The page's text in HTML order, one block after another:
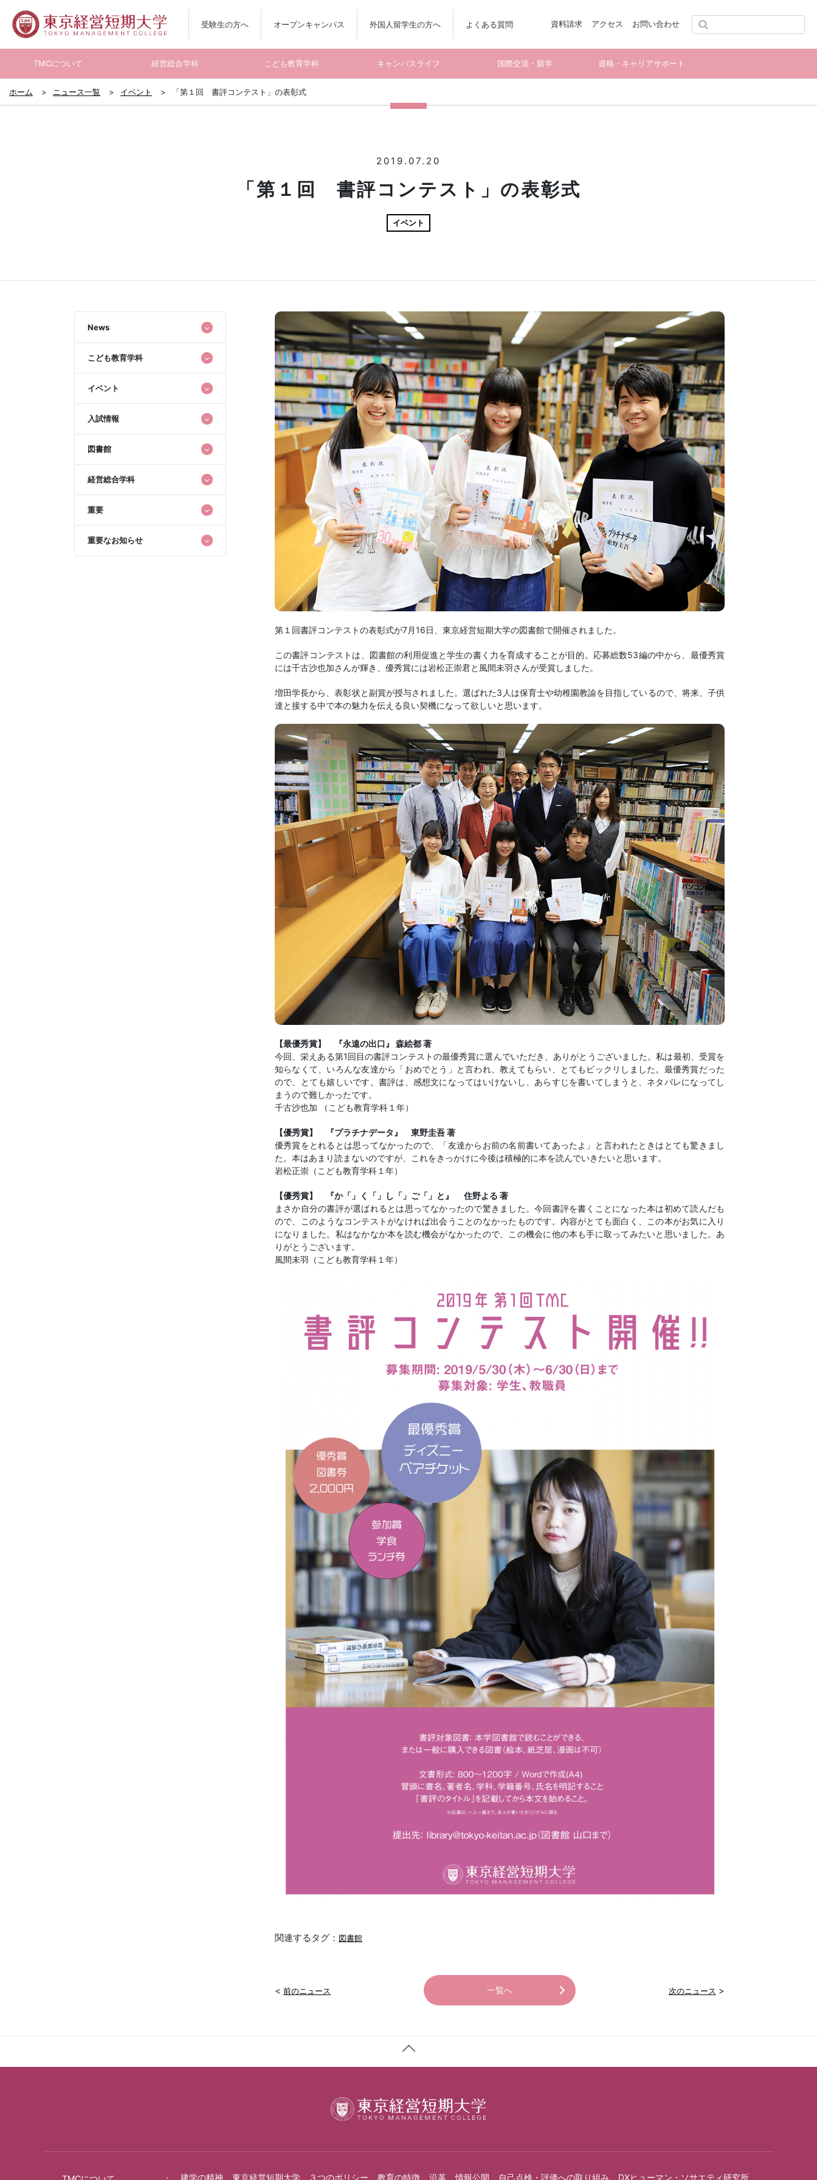
受験生の方へ オープンキャンパス 外国人留学生の方へ よくある質問 資料請求 アクセス お問い合わせ
TMCについて 経営総合学科 こども教育学科 キャンパスライフ 国際交流・留学 資格・キャリアサポート
ホーム ニュース一覧 イベント 「第１回 書評コンテスト」の表彰式
2019.07.20
「第１回 書評コンテスト」の表彰式
イベント
News
こども教育学科
イベント
入試情報
図書館
経営総合学科
重要
重要なお知らせ
第１回書評コンテストの表彰式が7月16日、東京経営短期大学の図書館で開催されました。
この書評コンテストは、図書館の利用促進と学生の書く力を育成することが目的。応募総数53編の中から、最優秀賞
には千古沙也加さんが輝き、優秀賞には岩松正崇君と風間未羽さんが受賞しました。
増田学長から、表彰状と副賞が授与されました。選ばれた3人は保育士や幼稚園教諭を目指しているので、将来、子供
達と接する中で本の魅力を伝える良い契機になって欲しいと思います。
【最優秀賞】 『永遠の出口』 森絵都 著
今回、栄えある第1回目の書評コンテストの最優秀賞に選んでいただき、ありがとうございました。私は最初、受賞を
知らなくて、いろんな友達から「おめでとう」と言われ、教えてもらい、とてもビックリしました。最優秀賞だった
ので、とても嬉しいです。書評は、感想文になってはいけないし、あらすじを書いてしまうと、ネタバレになってし
まうので難しかったです。
千古沙也加 （こども教育学科１年）
【優秀賞】 『プラチナデータ』 東野圭吾 著
優秀賞をとれるとは思ってなかったので、「友達からお前の名前書いてあったよ」と言われたときはとても驚きまし
た。本はあまり読まないのですが、これをきっかけに今後は積極的に本を読んでいきたいと思います。
岩松正崇（こども教育学科１年）
【優秀賞】 『か「」く「」し「」ご「」と』 住野よる 著
まさか自分の書評が選ばれるとは思ってなかったので驚きました。今回書評を書くことになった本は初めて読んだも
ので、このようなコンテストがなければ出会うことのなかったものです。内容がとても面白く、この本がお気に入り
になりました。私はなかなか本を読む機会がなかったので、この機会に他の本も手に取ってみたいと思いました。あ
りがとうございます。
風間未羽（こども教育学科１年）
関連するタグ： 図書館
< 前のニュース 次のニュース >
一覧へ
建学の精神 東京経営短期大学 ３つのポリシー 教育の特徴 沿革 情報公開 自己点検・評価への取り組み DXヒューマン・ソサエティ研究所